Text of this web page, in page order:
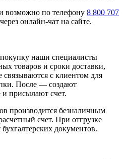
возможно по телефону 8 800 707
онлайн-чат на сайте.
наши специалисты
товаров и сроки доставки,
с клиентом для
После — создают
и присылают счет.
производится безналичным
счет. При отгрузке
документов.